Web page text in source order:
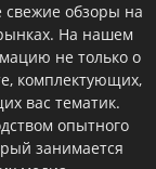
обзоры на
На нашем
не только о
комплектующих,
вас тематик.
опытного
занимается